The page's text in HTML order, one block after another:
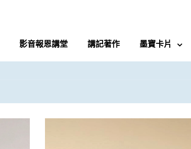
影音報恩講堂 講記著作 墨寶卡片